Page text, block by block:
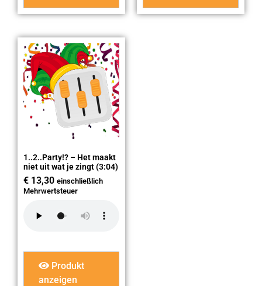
1..2..Party!? – Het maakt
niet uit wat je zingt (3:04)
€ 13,30 einschließlich
Mehrwertsteuer
Produkt
anzeigen